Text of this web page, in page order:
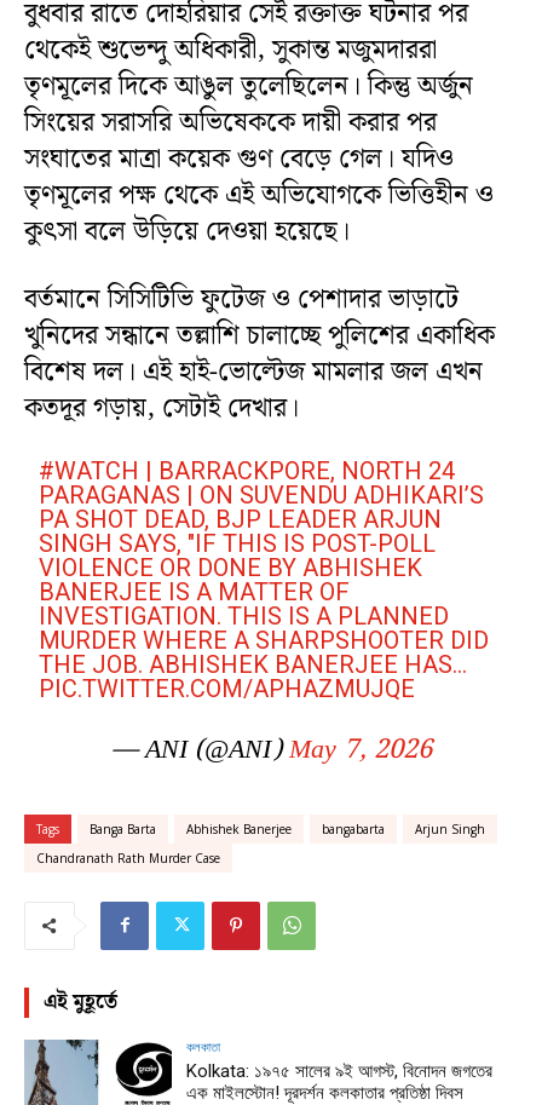
বুধবার রাতে দোহরিয়ার সেই রক্তাক্ত ঘটনার পর
থেকেই শুভেন্দু অধিকারী, সুকান্ত মজুমদাররা
তৃণমূলের দিকে আঙুল তুলেছিলেন। কিন্তু অর্জুন
সিংয়ের সরাসরি অভিষেককে দায়ী করার পর
সংঘাতের মাত্রা কয়েক গুণ বেড়ে গেল। যদিও
তৃণমূলের পক্ষ থেকে এই অভিযোগকে ভিত্তিহীন ও
কুৎসা বলে উড়িয়ে দেওয়া হয়েছে।
বর্তমানে সিসিটিভি ফুটেজ ও পেশাদার ভাড়াটে
খুনিদের সন্ধানে তল্লাশি চালাচ্ছে পুলিশের একাধিক
বিশেষ দল। এই হাই-ভোল্টেজ মামলার জল এখন
কতদূর গড়ায়, সেটাই দেখার।
#WATCH | BARRACKPORE, NORTH 24
PARAGANAS | ON SUVENDU ADHIKARI’S
PA SHOT DEAD, BJP LEADER ARJUN
SINGH SAYS, "IF THIS IS POST-POLL
VIOLENCE OR DONE BY ABHISHEK
BANERJEE IS A MATTER OF
INVESTIGATION. THIS IS A PLANNED
MURDER WHERE A SHARPSHOOTER DID
THE JOB. ABHISHEK BANERJEE HAS…
PIC.TWITTER.COM/APHAZMUJQE
— ANI (@ANI)May 7, 2026
Tags Banga Barta Abhishek Banerjee bangabarta
Arjun Singh
Chandranath Rath Murder Case
এই মুহূর্তে
কলকাতা
Kolkata: ১৯৭৫ সালের ৯ই আগস্ট, বিনোদন জগতের
এক মাইলস্টোন! দূরদর্শন কলকাতার প্রতিষ্ঠা দিবস